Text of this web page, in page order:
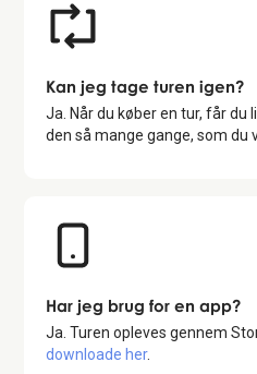
Kan jeg tage turen igen?
Ja. Når du køber en tur, får du
den så mange gange, som du
Har jeg brug for en app?
Ja. Turen opleves gennem
downloade her.